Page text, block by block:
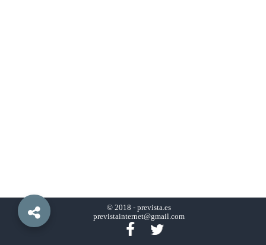
© 2018 - prevista.es
previstainternet@gmail.com